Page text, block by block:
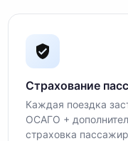
Страхование
Каждая поездка
ОСАГО +
страховка